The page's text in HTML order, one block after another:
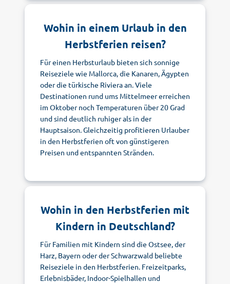
Wohin in einem Urlaub in den
Herbstferien reisen?
Für einen Herbsturlaub bieten sich sonnige
Reiseziele wie Mallorca, die Kanaren, Ägypten
oder die türkische Riviera an. Viele
Destinationen rund ums Mittelmeer erreichen
im Oktober noch Temperaturen über 20 Grad
und sind deutlich ruhiger als in der
Hauptsaison. Gleichzeitig profitieren Urlauber
in den Herbstferien oft von günstigeren
Preisen und entspannten Stränden.
Wohin in den Herbstferien mit
Kindern in Deutschland?
Für Familien mit Kindern sind die Ostsee, der
Harz, Bayern oder der Schwarzwald beliebte
Reiseziele in den Herbstferien. Freizeitparks,
Erlebnisbäder, Indoor-Spielhallen und